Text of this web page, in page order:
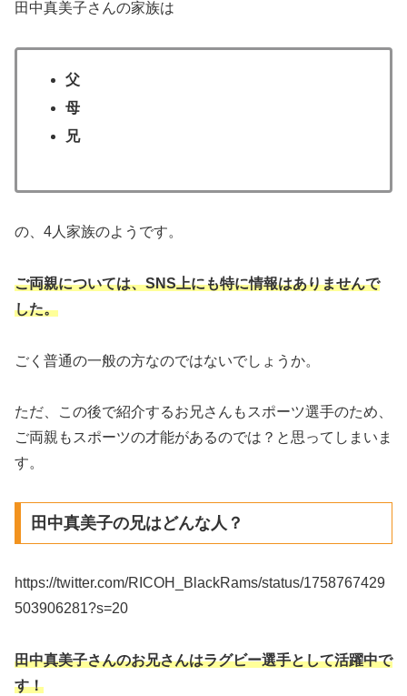
田中真美子さんの家族は
父
母
兄
の、4人家族のようです。
ご両親については、SNS上にも特に情報はありませんで
した。
ごく普通の一般の方なのではないでしょうか。
ただ、この後で紹介するお兄さんもスポーツ選手のため、
ご両親もスポーツの才能があるのでは？と思ってしまいま
す。
田中真美子の兄はどんな人？
https://twitter.com/RICOH_BlackRams/status/1758767429
503906281?s=20
田中真美子さんのお兄さんはラグビー選手として活躍中で
す！